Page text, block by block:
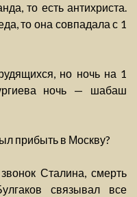
то есть антихриста.
то она совпадала с 1
но ночь на 1
ночь — шабаш
прибыть в Москву?
Сталина, смерть
связывал все